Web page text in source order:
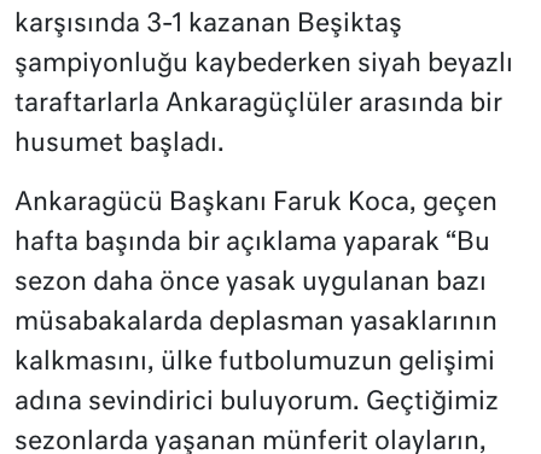
karşısında 3-1 kazanan Beşiktaş
şampiyonluğu kaybederken siyah beyazlı
taraftarlarla Ankaragüçlüler arasında bir
husumet başladı.
Ankaragücü Başkanı Faruk Koca, geçen
hafta başında bir açıklama yaparak “Bu
sezon daha önce yasak uygulanan bazı
müsabakalarda deplasman yasaklarının
kalkmasını, ülke futbolumuzun gelişimi
adına sevindirici buluyorum. Geçtiğimiz
sezonlarda yaşanan münferit olayların,